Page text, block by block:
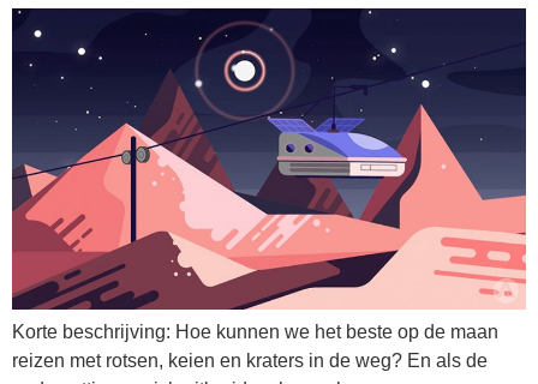
Korte beschrijving: Hoe kunnen we het beste op de maan
reizen met rotsen, keien en kraters in de weg? En als de